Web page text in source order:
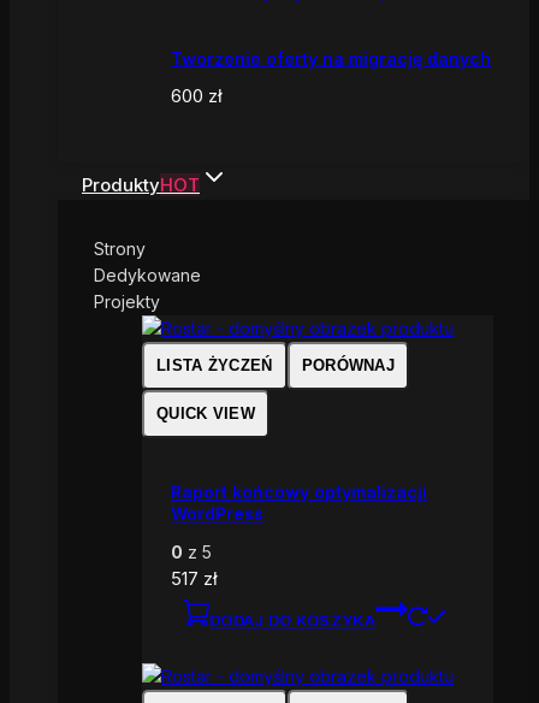
Tworzenie oferty na migrację danych
600 zł
ProduktyHOT
Strony
Dedykowane
Projekty
LISTA ŻYCZEŃ PORÓWNAJ
QUICK VIEW
Raport końcowy optymalizacji
WordPress
0 z 5
517 zł
DODAJ DO KOSZYKA